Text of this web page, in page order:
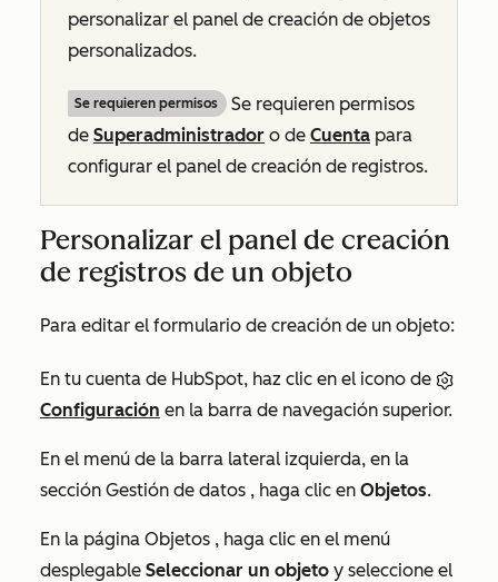
personalizar el panel de creación de objetos
personalizados.
Se requieren permisos
Se requieren permisos
de Superadministrador o de Cuenta para
configurar el panel de creación de registros.
Personalizar el panel de creación
de registros de un objeto
Para editar el formulario de creación de un objeto:
En tu cuenta de HubSpot, haz clic en el icono de
Configuración en la barra de navegación superior.
En el menú de la barra lateral izquierda, en la
sección Gestión de datos , haga clic en Objetos.
En la página Objetos , haga clic en el menú
desplegable Seleccionar un objeto y seleccione el